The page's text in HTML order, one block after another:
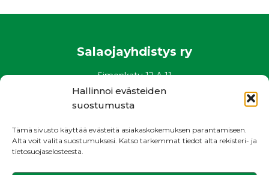
Hallinnoi evästeiden
suostumusta
Tämä sivusto käyttää evästeitä asiakaskokemuksen parantamiseen.
Alta voit valita suostumuksesi. Katso tarkemmat tiedot alta rekisteri- ja
tietosuojaselosteesta.
Salaojayhdistys ry
Simonkatu 12 A 11
00100 Helsinki
puh. 0400 882 136
salaojayhdistys@salaojayhdistys.fi